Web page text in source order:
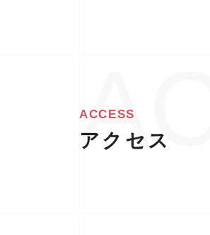
ACCESS
アクセス